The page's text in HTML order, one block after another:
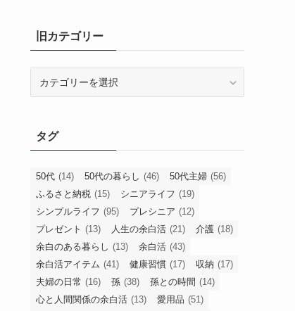
旧カテゴリー
リ
ー
タグ
50代 (14) 50代の暮らし (46) 50代主婦 (56)
ふるさと納税 (15) シニアライフ (19)
シンプルライフ (95) プレシニア (12)
プレゼント (13) 人生の余白活 (21) 介護 (18)
余白のある暮らし (13) 余白活 (43)
余白活アイテム (41) 健康習慣 (17) 収納 (17)
夫婦の日常 (16) 孫 (38) 孫との時間 (14)
心と人間関係の余白活 (13) 愛用品 (51)